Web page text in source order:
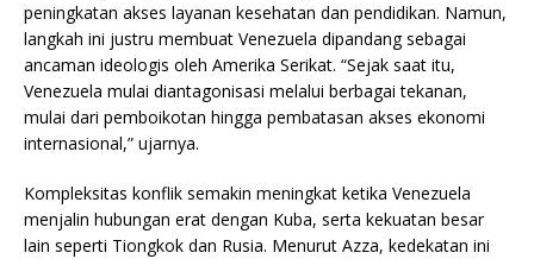
peningkatan akses layanan kesehatan dan pendidikan. Namun,
langkah ini justru membuat Venezuela dipandang sebagai
ancaman ideologis oleh Amerika Serikat. “Sejak saat itu,
Venezuela mulai diantagonisasi melalui berbagai tekanan,
mulai dari pemboikotan hingga pembatasan akses ekonomi
internasional,” ujarnya.
Kompleksitas konflik semakin meningkat ketika Venezuela
menjalin hubungan erat dengan Kuba, serta kekuatan besar
lain seperti Tiongkok dan Rusia. Menurut Azza, kedekatan ini